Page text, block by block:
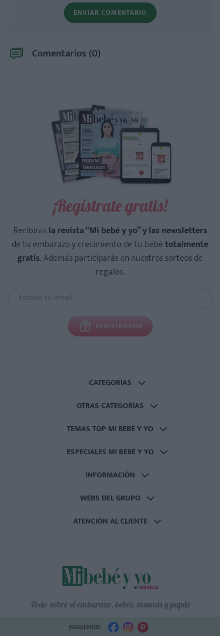
ENVIAR COMENTARIO
Comentarios (0)
¡Regístrate gratis!
Recibirásla revista “Mi bebé y yo” y las newsletters
de tu embarazo y crecimiento de tu bebétotalmente
gratis. Además participarás en nuestros sorteos de
regalos.
REGISTRARME
CATEGORÍAS
OTRAS CATEGORÍAS
TEMAS TOP MI BEBÉ Y YO
ESPECIALES MI BEBÉ Y YO
INFORMACIÓN
WEBS DEL GRUPO
ATENCIÓN AL CLIENTE
Todo sobre el embarazo, bebés, mamás y papás
¡SÍGUENOS!